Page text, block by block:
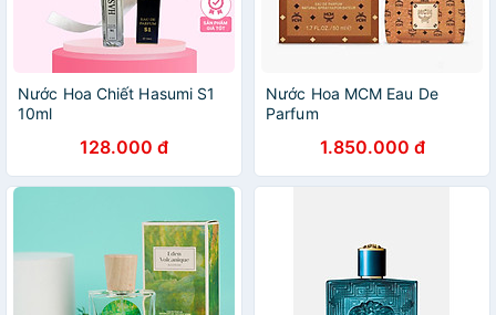
Nước Hoa Chiết Hasumi S1
10ml
128.000 đ
Nước Hoa MCM Eau De
Parfum
1.850.000 đ